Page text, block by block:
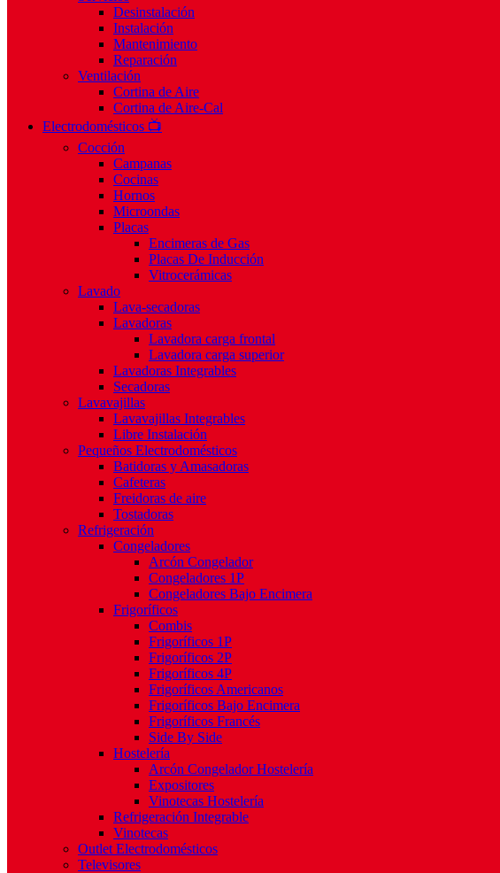
Desinstalación
Instalación
Mantenimiento
Reparación
Ventilación
Cortina de Aire
Cortina de Aire-Cal
Electrodomésticos 📺
Cocción
Campanas
Cocinas
Hornos
Microondas
Placas
Encimeras de Gas
Placas De Inducción
Vitrocerámicas
Lavado
Lava-secadoras
Lavadoras
Lavadora carga frontal
Lavadora carga superior
Lavadoras Integrables
Secadoras
Lavavajillas
Lavavajillas Integrables
Libre Instalación
Pequeños Electrodomésticos
Batidoras y Amasadoras
Cafeteras
Freidoras de aire
Tostadoras
Refrigeración
Congeladores
Arcón Congelador
Congeladores 1P
Congeladores Bajo Encimera
Frigoríficos
Combis
Frigoríficos 1P
Frigoríficos 2P
Frigoríficos 4P
Frigoríficos Americanos
Frigoríficos Bajo Encimera
Frigoríficos Francés
Side By Side
Hostelería
Arcón Congelador Hostelería
Expositores
Vinotecas Hostelería
Refrigeración Integrable
Vinotecas
Outlet Electrodomésticos
Televisores